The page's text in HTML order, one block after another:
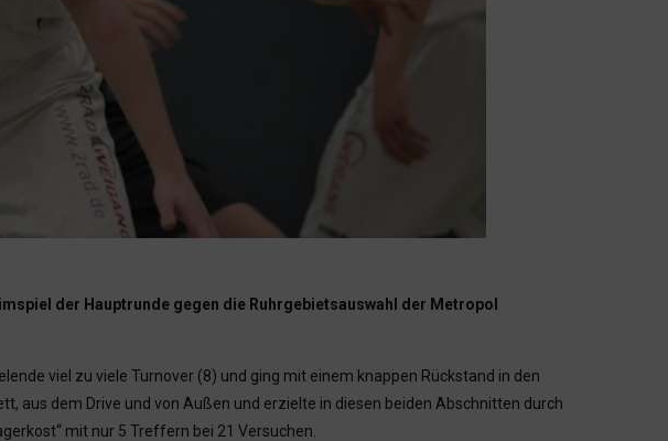
der Hauptrunde gegen die Ruhrgebietsauswahl der Metropol
viel zu viele Turnover (8) und ging mit einem knappen Rückstand in den
aus dem Drive und von Außen und erzielte in diesen beiden Abschnitten durch
mit nur 5 Treffern bei 21 Versuchen.